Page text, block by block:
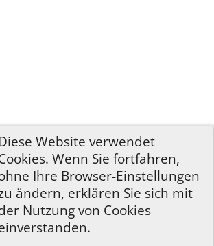
Website verwendet
Wenn Sie fortfahren,
Ihre Browser-Einstellungen
ändern, erklären Sie sich mit
Nutzung von Cookies
TNG-ADLER©2026
The Next Generation of Genealogy Sitebuilding
von Darrin Lythgoe © 2001-2026.
Heraldisch-Genealogische Gesellschaft, Wien